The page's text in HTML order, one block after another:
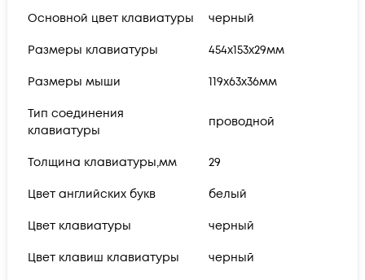
Основной цвет клавиатуры черный
Размеры клавиатуры 454x153x29мм
Размеры мыши 119x63x36мм
Тип соединения
клавиатуры
проводной
Толщина клавиатуры,мм 29
Цвет английских букв белый
Цвет клавиатуры черный
Цвет клавиш клавиатуры черный